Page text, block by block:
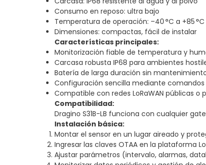
Consumo en reposo: ultra bajo
Temperatura de operación: –40 °C a +85 °C
Dimensiones: compactas, fácil de instalar
Características principales:
Monitorización fiable de temperatura y
Carcasa robusta IP68 para ambientes
Batería de larga duración sin
Configuración sencilla mediante comandos
Compatible con redes LoRaWAN públicas o
Compatibilidad:
Dragino S31B-LB funciona con cualquier
Instalación básica:
Montar el sensor en un lugar aireado y
Ingresar las claves OTAA en la plataforma
Ajustar parámetros (intervalo, alarmas,